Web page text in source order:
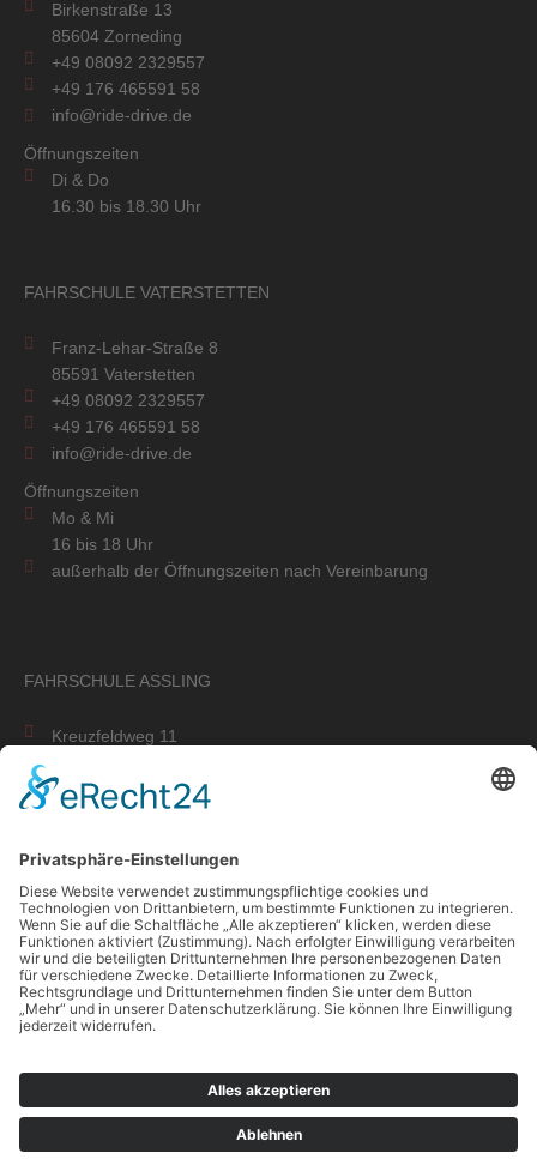
Birkenstraße 13
85604 Zorneding
+49 08092 2329557
+49 176 465591 58
info@ride-drive.de
Öffnungszeiten
Di & Do
16.30 bis 18.30 Uhr
FAHRSCHULE VATERSTETTEN
Franz-Lehar-Straße 8
85591 Vaterstetten
+49 08092 2329557
+49 176 465591 58
info@ride-drive.de
Öffnungszeiten
Mo & Mi
16 bis 18 Uhr
außerhalb der Öffnungszeiten nach Vereinbarung
FAHRSCHULE ASSLING
Kreuzfeldweg 11
+49 08092 2329557
Di 17:00 - 18:00 Uhr
Impressum